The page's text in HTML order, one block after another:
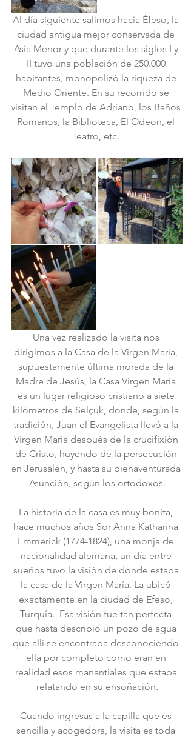
Al día siguiente salimos hacia Éfeso, la
ciudad antigua mejor conservada de
Asia Menor y que durante los siglos I y
II tuvo una población de 250.000
habitantes, monopolizó la riqueza de
Medio Oriente. En su recorrido se
visitan el Templo de Adriano, los Baños
Romanos, la Biblioteca, El Odeon, el
Teatro, etc.
Una vez realizado la visita nos
dirigimos a la Casa de la Virgen María,
supuestamente última morada de la
Madre de Jesús, la Casa Virgen María
es un lugar religioso cristiano a siete
kilómetros de Selçuk, donde, según la
tradición, Juan el Evangelista llevó a la
Virgen María después de la crucifixión
de Cristo, huyendo de la persecución
en Jerusalén, y hasta su bienaventurada
Asunción, según los ortodoxos.
La historia de la casa es muy bonita,
hace muchos años Sor Anna Katharina
Emmerick (1774-1824), una monja de
nacionalidad alemana, un día entre
sueños tuvo la visión de donde estaba
la casa de la Virgen María. La ubicó
exactamente en la ciudad de Efeso,
Turquía.  Esa visión fue tan perfecta
que hasta describió un pozo de agua
que allí se encontraba desconociendo
ella por completo como eran en
realidad esos manantiales que estaba
relatando en su ensoñación.
Cuando ingresas a la capilla que es
sencilla y acogedora, la visita es toda